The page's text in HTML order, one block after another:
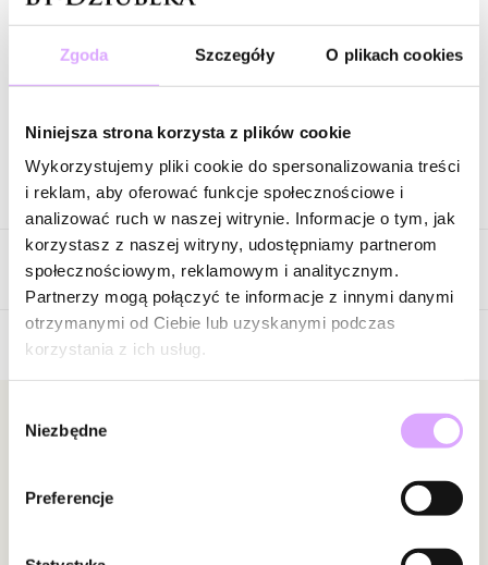
Zgoda Szczegóły O plikach cookies
Niniejsza strona korzysta z plików cookie
Wykorzystujemy pliki cookie do spersonalizowania treści
i reklam, aby oferować funkcje społecznościowe i
analizować ruch w naszej witrynie. Informacje o tym, jak
korzystasz z naszej witryny, udostępniamy partnerom
społecznościowym, reklamowym i analitycznym.
Partnerzy mogą połączyć te informacje z innymi danymi
otrzymanymi od Ciebie lub uzyskanymi podczas
korzystania z ich usług.
zgody
Niezbędne
Preferencje
113,00 zł
Wysyłka do 2 dni roboczych
Opis produktu
Surowiec: stal szlachetna.
Kolor surowca: złoty.
Cyrkonie: czarne.
Długość naszyjnika: 36 cm + 6 cm łańcuszek wydłużający.
Rodzaj zapięcia: karabińczyk.
Opinie
Bądź pierwszą osobą, która podzieli się opinią o tym
Powiadomienie
Newsletter